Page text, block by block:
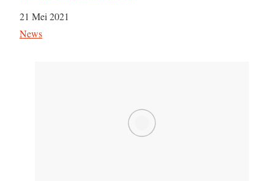
Tanggal
21 Mei 2021
Sehubungan dengan
News